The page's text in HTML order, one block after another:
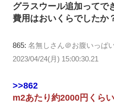
グラスウール追加ってで
費用はおいくらでしたか
865: 名無しさん＠お腹いっぱ
2023/04/24(月) 15:00:30.21
>>862
m2あたり約2000円くらい